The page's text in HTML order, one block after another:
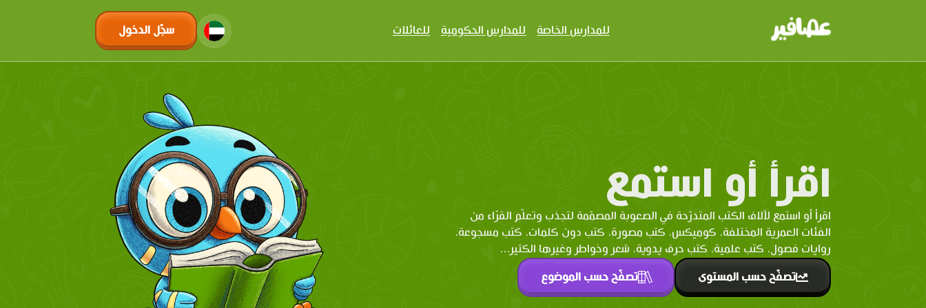
للمدارس الخاصة للمدارس الحكومية للعائلات سجّل الدخول
اقرأ أو استمع
اقرأ أو استمع لآلاف الكتب المتدرّحة في الصعوبة المصمّمة لتجذب وتعلّم القرّاء من
الفئات العمرية المختلفة. كوميكس، كتب مصورة، كتب دون كلمات، كتب مسجوعة،
روايات فصول، كتب علمية، كتب حرف يدوية، شعر وخواطر وغيرها الكثير...
تصفّح حسب المستوى تصفّح حسب الموضوع